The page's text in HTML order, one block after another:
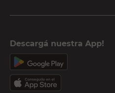
Descargá nuestra App!